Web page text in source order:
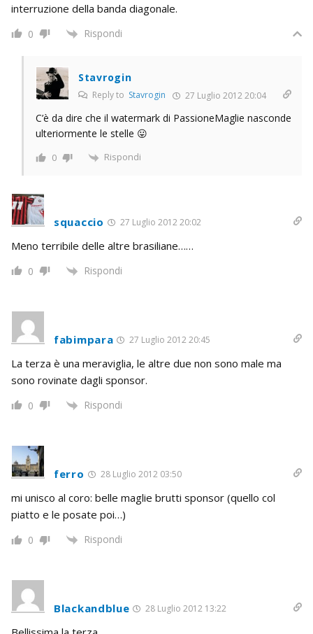
interruzione della banda diagonale.
0 Rispondi
Stavrogin
Reply to Stavrogin 27 Luglio 2012 20:04
C’è da dire che il watermark di PassioneMaglie nasconde
ulteriormente le stelle 😛
0 Rispondi
squaccio 27 Luglio 2012 20:02
Meno terribile delle altre brasiliane……
0 Rispondi
fabimpara 27 Luglio 2012 20:45
La terza è una meraviglia, le altre due non sono male ma
sono rovinate dagli sponsor.
0 Rispondi
ferro 28 Luglio 2012 03:50
mi unisco al coro: belle maglie brutti sponsor (quello col
piatto e le posate poi…)
0 Rispondi
Blackandblue 28 Luglio 2012 13:22